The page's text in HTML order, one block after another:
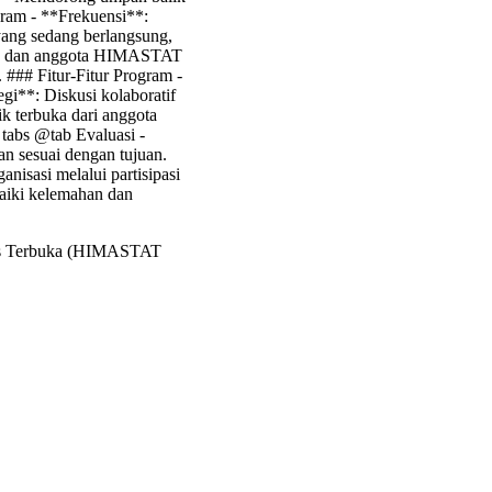
- **Frekuensi**:
sedang berlangsung,
dan anggota HIMASTAT
### Fitur-Fitur Program -
Diskusi kolaboratif
terbuka dari anggota
@tab Evaluasi -
sesuai dengan tujuan.
melalui partisipasi
kelemahan dan
Terbuka (HIMASTAT